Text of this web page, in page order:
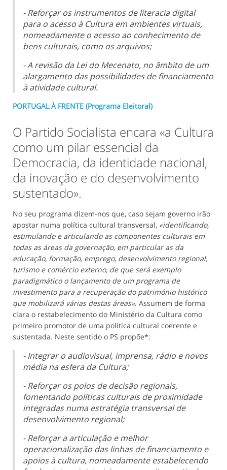
- Reforçar os instrumentos de literacia digital
para o acesso à Cultura em ambientes virtuais,
nomeadamente o acesso ao conhecimento de
bens culturais, como os arquivos;
- A revisão da Lei do Mecenato, no âmbito de um
alargamento das possibilidades de financiamento
à atividade cultural.
PORTUGAL À FRENTE (Programa Eleitoral)
O Partido Socialista encara «a Cultura
como um pilar essencial da
Democracia, da identidade nacional,
da inovação e do desenvolvimento
sustentado».
No seu programa dizem-nos que, caso sejam governo irão
apostar numa política cultural transversal, «identificando,
estimulando e articulando as componentes culturais em
todas as áreas da governação, em particular as da
educação, formação, emprego, desenvolvimento regional,
turismo e comércio externo, de que será exemplo
paradigmático o lançamento de um programa de
investimento para a recuperação do património histórico
que mobilizará várias destas áreas». Assumem de forma
clara o restabelecimento do Ministério da Cultura como
primeiro promotor de uma política cultural coerente e
sustentada. Neste sentido o PS propõe*:
- Integrar o audiovisual, imprensa, rádio e novos
média na esfera da Cultura;
- Reforçar os polos de decisão regionais,
fomentando políticas culturais de proximidade
integradas numa estratégia transversal de
desenvolvimento regional;
- Reforçar a articulação e melhor
operacionalização das linhas de financiamento e
apoios à cultura, nomeadamente estabelecendo